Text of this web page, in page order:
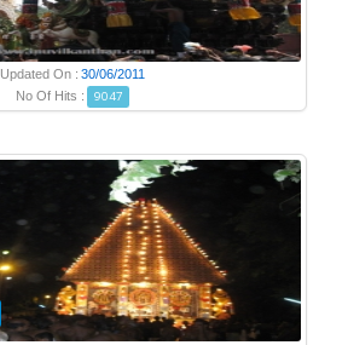
Updated On : 30/06/2011
No Of Hits :
9047